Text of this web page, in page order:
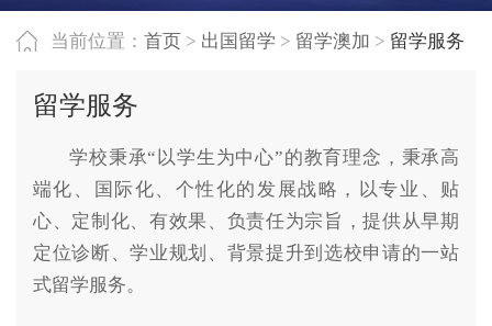
当前位置： 首页> 出国留学 > 留学澳加 > 留学服务
留学服务
学校秉承“以学生为中心”的教育理念，秉承高
端化、国际化、个性化的发展战略，以专业、贴
心、定制化、有效果、负责任为宗旨，提供从早期
定位诊断、学业规划、背景提升到选校申请的一站
式留学服务。